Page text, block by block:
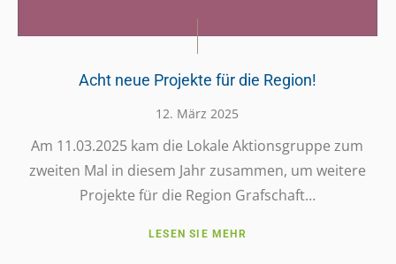
Acht neue Projekte für die Region!
12. März 2025
Am 11.03.2025 kam die Lokale Akti­ons­gruppe zum
zweiten Mal in diesem Jahr zusam­men, um weitere
Projekte für die Region Grafschaft…
LESEN SIE MEHR